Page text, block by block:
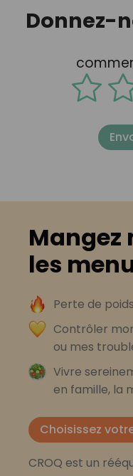
Donnez-
Mangez
les
Perte de poids
Contrôler
ou mes
Vivre
en famille, la
Choisissez
CROQ est un